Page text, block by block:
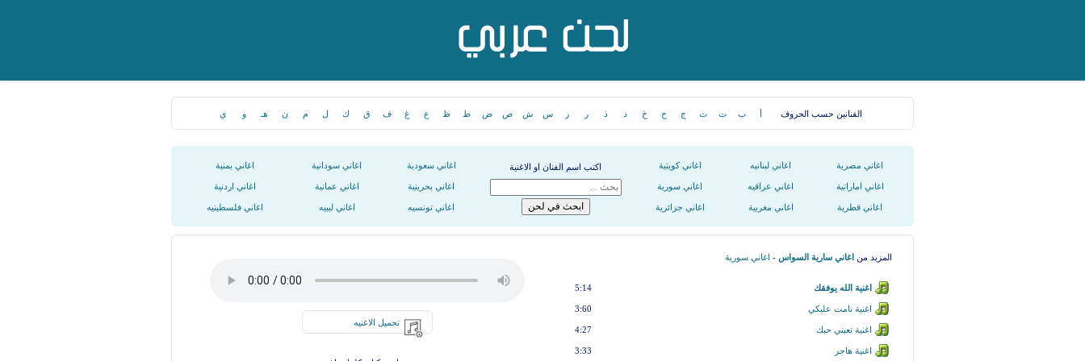
الفنانين حسب الحروف أ ب ت ث ج ح خ د ذ ر ز س ش ص ض ط ظ ع غ ف ق ك ل م ن هـ و ي
اغاني مصرية اغاني لبنانيه اغاني كويتية اكتب اسم الفنان او الاغنية اغاني سعودية اغاني سودانية اغاني يمنية
اغاني اماراتية اغاني عراقيه اغاني سورية اغاني بحرينية اغاني عمانية اغاني اردنية
اغاني قطرية اغاني مغربية اغاني جزائرية اغاني تونسيه اغاني ليبيه اغاني فلسطينيه
المزيد من اغاني سارية السواس - اغاني سورية
اغنية الله يوفقك 5:14
اغنية نامت عليكي 3:60
اغنية تعبني حبك 4:27
اغنية هاجر 3:33
تحميل الاغنيه